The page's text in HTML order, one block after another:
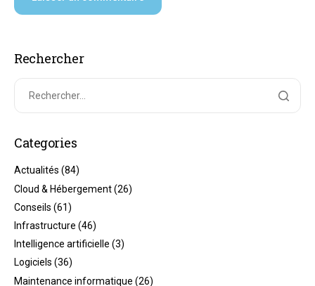
Rechercher
Categories
Actualités (84)
Cloud & Hébergement(26)
Conseils (61)
Infrastructure (46)
Intelligence artificielle (3)
Logiciels (36)
Maintenance informatique (26)